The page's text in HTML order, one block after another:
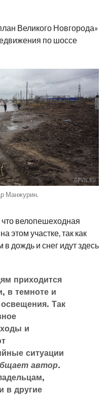
Великого Новгорода»
по шоссе
Манжурин.
велопешеходная
этом участке, так как
дождь и снег идут здесь
приходится
в темноте и
Так
и
ситуации
автор.
в другие